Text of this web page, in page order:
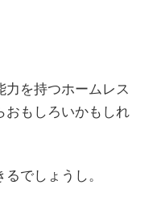
力を持つホームレス
おもしろいかもしれ
でしょうし。